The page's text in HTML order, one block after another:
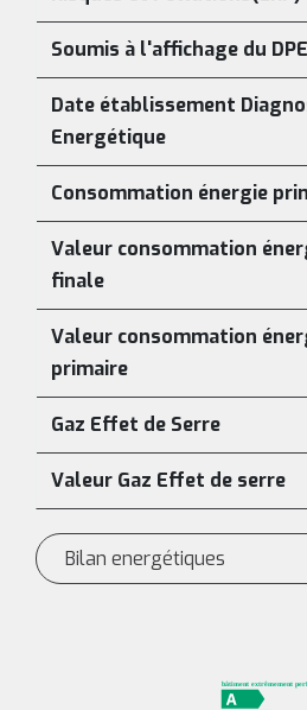
Soumis à l'affichage du DPE
Date établissement
Energétique
Consommation énergie
Valeur consommation
finale
Valeur consommation
primaire
Gaz Effet de Serre
Valeur Gaz Effet de serre
Bilan energétiques